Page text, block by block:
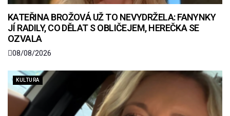
KATEŘINA BROŽOVÁ UŽ TO NEVYDRŽELA: FANYNKY
JÍ RADILY, CO DĚLAT S OBLIČEJEM, HEREČKA SE
OZVALA
08/08/2026
KULTURA